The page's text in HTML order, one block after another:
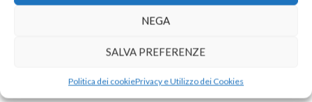
NEGA
SALVA PREFERENZE
Politica dei cookiePrivacy e Utilizzo dei Cookies
PVC adesivo
– € 336,00